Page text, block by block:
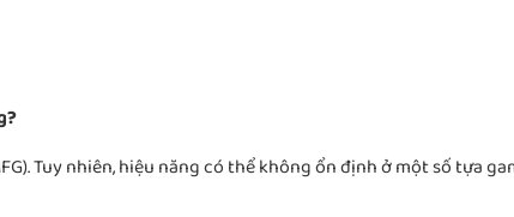
Tuy nhiên, hiệu năng có thể không ổn định ở một số tựa